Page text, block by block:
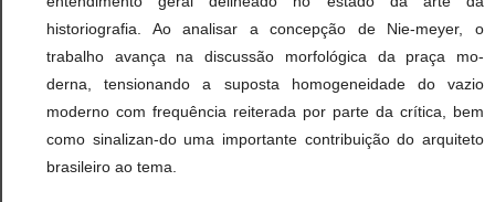
historiografia. Ao analisar a concepção de Nie-meyer, o
trabalho avança na discussão morfológica da praça mo-
derna, tensionando a suposta homogeneidade do vazio
moderno com frequência reiterada por parte da crítica, bem
como sinalizan-do uma importante contribuição do arquiteto
brasileiro ao tema.